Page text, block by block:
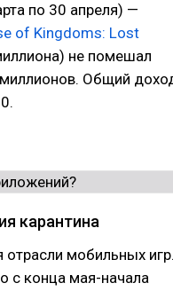
по 30 апреля) —
of Kingdoms: Lost
не помешал
миллионов. Общий
карантина
отрасли мобильных
с конца мая-начала